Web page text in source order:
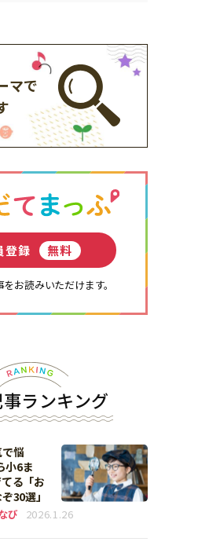
マで
登録 無料
お読みいただけます。
ランキング
で悩
小6ま
る「お
30選」
び 2026.1.26